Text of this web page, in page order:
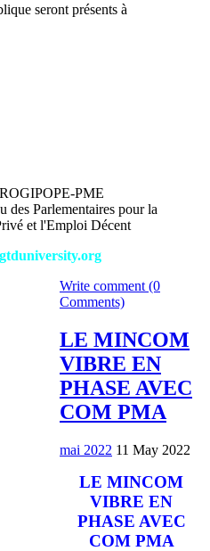
seront présents à
PME
des Parlementaires pour la
et l'Emploi Décent
Write comment (0
Comments)
LE MINCOM
VIBRE EN
PHASE AVEC
COM PMA
mai 2022 11 May 2022
LE MINCOM
VIBRE EN
PHASE AVEC
COM PMA